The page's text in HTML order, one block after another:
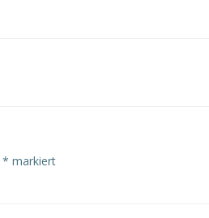
* markiert